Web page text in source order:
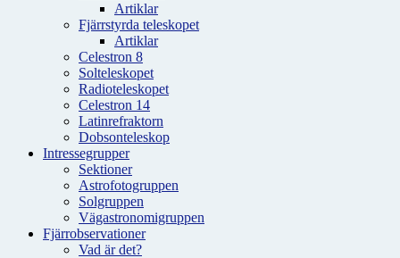
Artiklar
Fjärrstyrda teleskopet
Artiklar
Celestron 8
Solteleskopet
Radioteleskopet
Celestron 14
Latinrefraktorn
Dobsonteleskop
Intressegrupper
Sektioner
Astrofotogruppen
Solgruppen
Vägastronomigruppen
Fjärrobservationer
Vad är det?